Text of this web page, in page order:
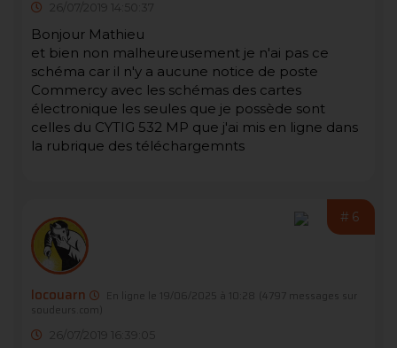
26/07/2019 14:50:37
Bonjour Mathieu
et bien non malheureusement je n'ai pas ce
schéma car il n'y a aucune notice de poste
Commercy avec les schémas des cartes
électronique les seules que je possède sont
celles du CYTIG 532 MP que j'ai mis en ligne dans
la rubrique des téléchargemnts
#6
locouarn En ligne le 19/06/2025 à 10:28
(4797 messages sur
soudeurs.com)
26/07/2019 16:39:05